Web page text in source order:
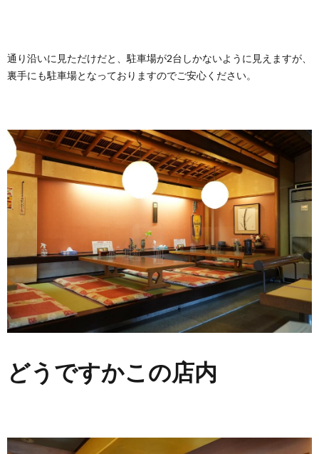
通り沿いに見ただけだと、駐車場が2台しかないように見えますが、
裏手にも駐車場となっておりますのでご安心ください。
どうですかこの店内